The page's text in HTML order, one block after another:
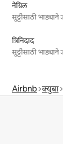
नेग्रिल
त्रिनिदाद
Airbnb क्युबा